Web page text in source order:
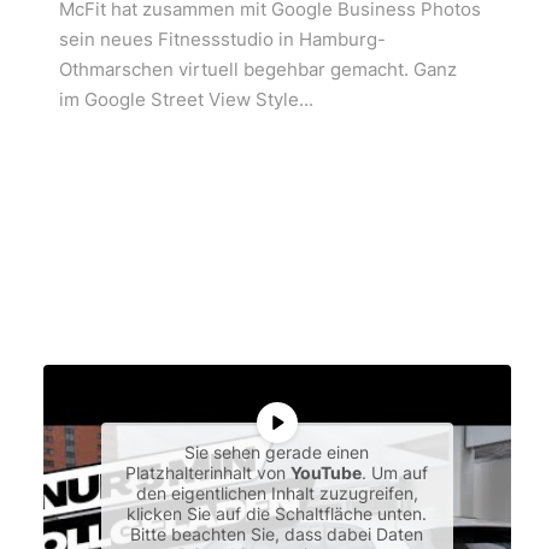
McFit hat zusammen mit Google Business Photos
sein neues Fitnessstudio in Hamburg-
Othmarschen virtuell begehbar gemacht. Ganz
im Google Street View Style...
Sie sehen gerade einen
Platzhalterinhalt vonYouTube. Um auf
den eigentlichen Inhalt zuzugreifen,
klicken Sie auf die Schaltfläche unten.
Bitte beachten Sie, dass dabei Daten